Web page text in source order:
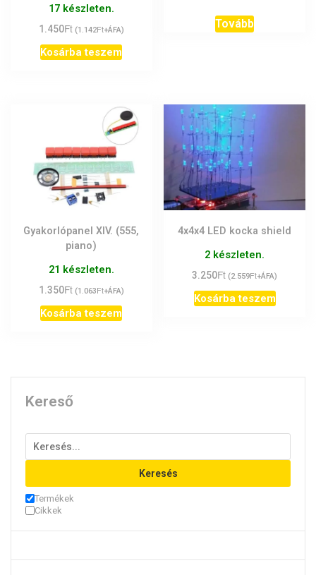
17 készleten.
1.450Ft (1.142Ft+ÁFA)
Kosárba teszem
Tovább
Gyakorlópanel XIV. (555,
piano)
21 készleten.
1.350Ft (1.063Ft+ÁFA)
Kosárba teszem
4x4x4 LED kocka shield
2 készleten.
3.250Ft (2.559Ft+ÁFA)
Kosárba teszem
Kereső
Keresés
Termékek
Cikkek